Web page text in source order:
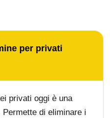
per privati
privati oggi è una
di eliminare i